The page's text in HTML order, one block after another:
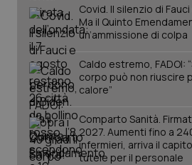
Covid. Il silenzio di
Ma il Quinto
un’ammissione di colpa
Caldo estremo, FADOI:
corpo può non riuscire
calore”
Comparto Sanità.
2027. Aumenti fino a
infermieri, arriva il
tutele per il personale
tracking-sites-ironfish-
tracking-enable
tracking-sites-ironfish-
session-id